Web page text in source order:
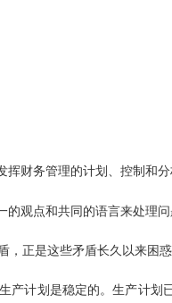
财务管理的计划、控制和分
的观点和共同的语言来处理问
正是这些矛盾长久以来困惑
产计划是稳定的。生产计